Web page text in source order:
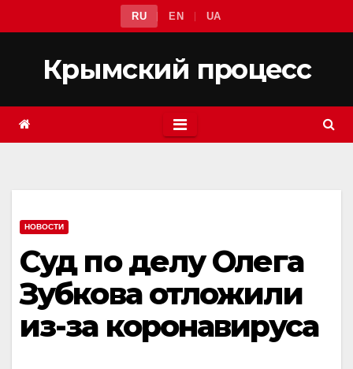
к
содержимому
RU EN UA
Крымский процесс
НОВОСТИ
Суд по делу Олега
Зубкова отложили
из-за коронавируса